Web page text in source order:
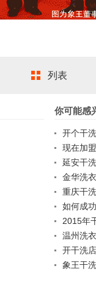
列表
你可能感
开个干
现在加
延安干
金华洗
重庆干
如何成
2015年
温州洗
开干洗
象王干